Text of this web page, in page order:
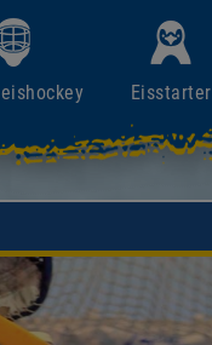
Eisstarter